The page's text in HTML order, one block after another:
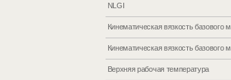
NLGI
Кинематическая вязкость базового
Кинематическая вязкость базового
Верхняя рабочая температура